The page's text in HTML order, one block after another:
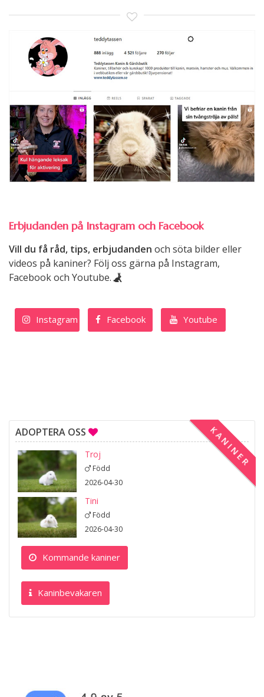
Erbjudanden på Instagram och Facebook
Vill du få råd, tips, erbjudanden och söta bilder eller
videos på kaniner? Följ oss gärna på Instagram,
Facebook och Youtube.
Instagram Facebook Youtube
KANINER
ADOPTERA OSS
Troj
Född
2026-04-30
Tini
Född
2026-04-30
Kommande kaniner
Kaninbevakaren